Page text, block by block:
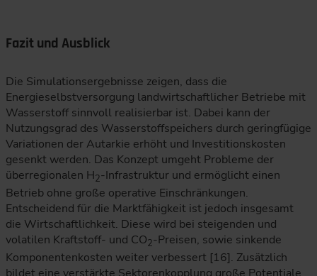
Fazit und Ausblick
Die Simulationsergebnisse zeigen, dass die
Energieselbstversorgung landwirtschaftlicher Betriebe mit
Wasserstoff sinnvoll realisierbar ist. Dabei kann der
Nutzungsgrad des Wasserstoffspeichers durch geringfügige
Variationen der Autarkie erhöht und Investitionskosten
gesenkt werden. Das Konzept umgeht Probleme der
überregionalen H2-Infrastruktur und ermöglicht einen
Betrieb ohne große operative Einschränkungen.
Entscheidend für die Marktfähigkeit ist jedoch insgesamt
die Wirtschaftlichkeit. Diese wird bei steigenden und
volatilen Kraftstoff- und CO2-Preisen, sowie sinkende
Komponentenkosten weiter verbessert [16]. Zusätzlich